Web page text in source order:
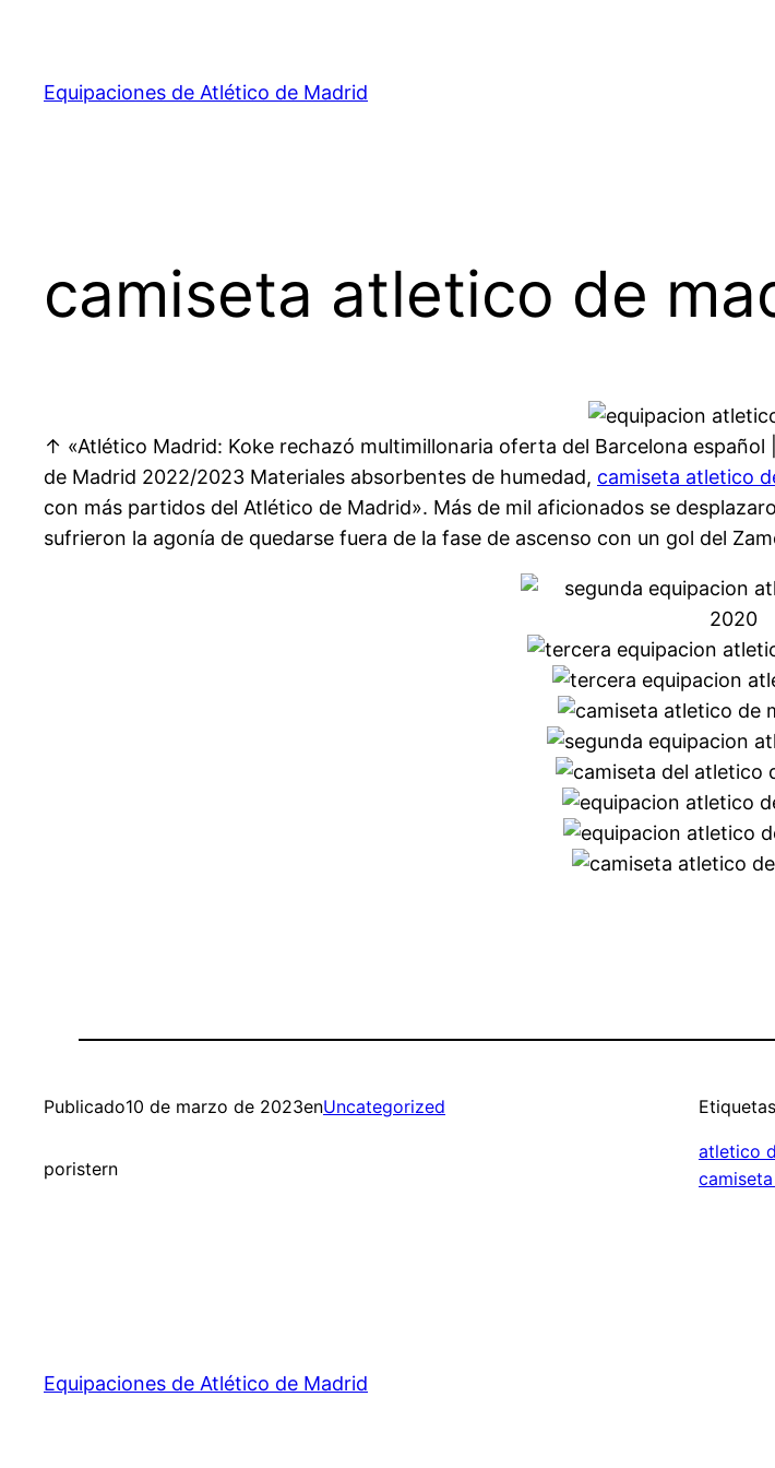
contenido
Equipaciones de Atlético de Madrid
camiseta atletico de
↑ «Atlético Madrid: Koke rechazó multimillonaria oferta del Barcelona
de Madrid 2022/2023 Materiales absorbentes de humedad, camiseta atletico
con más partidos del Atlético de Madrid». Más de mil aficionados se
sufrieron la agonía de quedarse fuera de la fase de ascenso con un gol del
Publicado10 de marzo de 2023enUncategorized
poristern
atletico
Equipaciones de Atlético de Madrid